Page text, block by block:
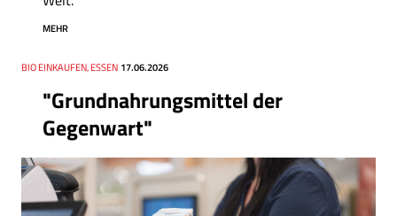
MEHR
"Grundnahrungsmittel der
Gegenwart"
Thema
BIO EINKAUFEN, ESSEN
Datum 17.06.2026